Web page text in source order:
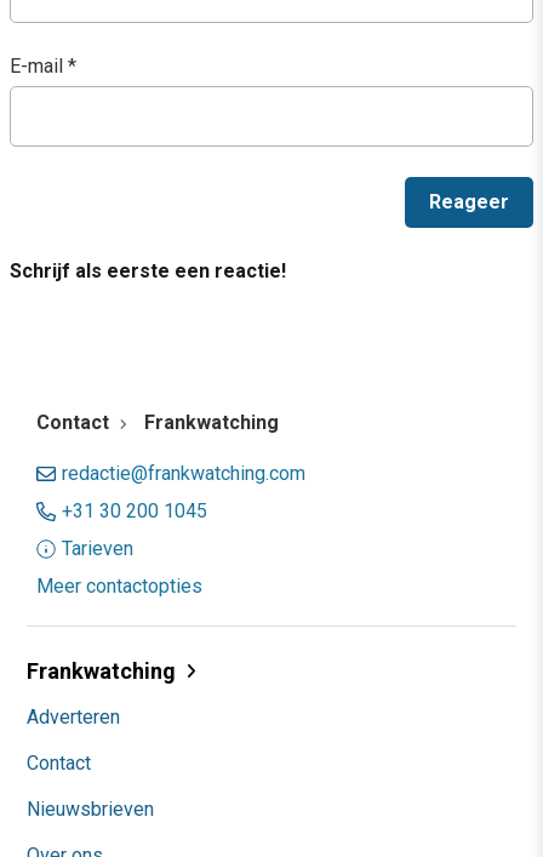
E-mail *
Schrijf als eerste een reactie!
Contact Frankwatching
redactie@frankwatching.com
+31 30 200 1045
Tarieven
Meer contactopties
Frankwatching
Adverteren
Contact
Nieuwsbrieven